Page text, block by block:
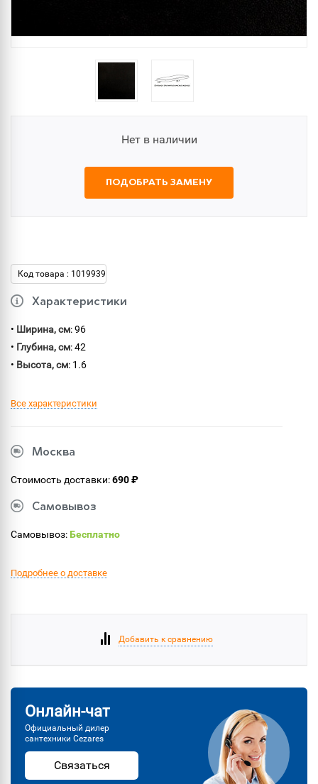
Нет в наличии
ПОДОБРАТЬ ЗАМЕНУ
Код товара : 1019939
Характеристики
• Ширина, см: 96
• Глубина, см: 42
• Высота, см: 1.6
Все характеристики
Москва
Стоимость доставки:690 ₽
Самовывоз
Самовывоз:Бесплатно
Подробнее о доставке
Добавить к сравнению
Онлайн-чат
Официальный дилер
сантехники Cezares
Связаться